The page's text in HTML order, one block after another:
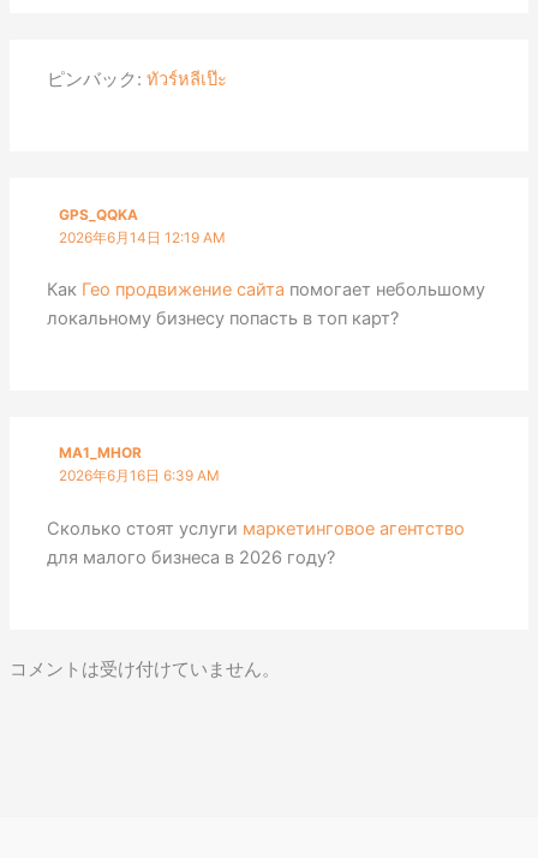
ピンバック:ทัวร์หลีเป๊ะ
GPS_QQKA
2026年6月14日 12:19 AM
Как Гео продвижение сайта помогает небольшому
локальному бизнесу попасть в топ карт?
MA1_MHOR
2026年6月16日 6:39 AM
Сколько стоят услуги маркетинговое агентство
для малого бизнеса в 2026 году?
コメントは受け付けていません。